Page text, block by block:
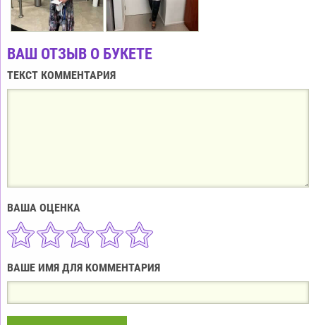
ВАШ ОТЗЫВ О БУКЕТЕ
ТЕКСТ КОММЕНТАРИЯ
ВАША ОЦЕНКА
ВАШЕ ИМЯ ДЛЯ КОММЕНТАРИЯ